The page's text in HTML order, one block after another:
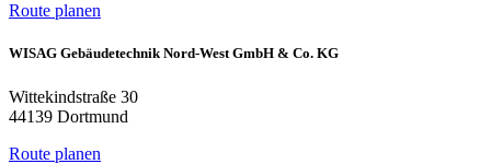
Route planen
WISAG Gebäudetechnik Nord-West GmbH & Co. KG
Wittekindstraße 30
44139 Dortmund
Route planen